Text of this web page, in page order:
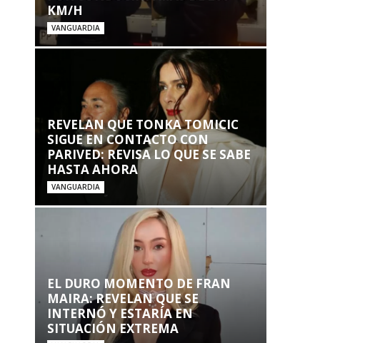
KM/H
VANGUARDIA
REVELAN QUE TONKA TOMICIC
SIGUE EN CONTACTO CON
PARIVED: REVISA LO QUE SE SABE
HASTA AHORA
VANGUARDIA
EL DURO MOMENTO DE FRAN
MAIRA: REVELAN QUE SE
INTERNÓ Y ESTARÍA EN
SITUACIÓN EXTREMA